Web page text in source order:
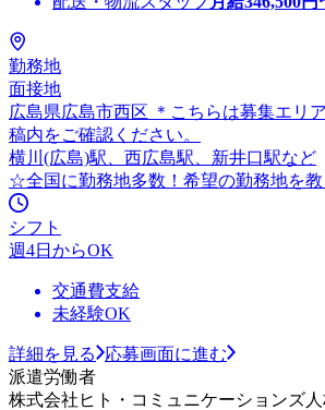
勤務地
面接地
広島県広島市西区 ＊こちらは募集エリ
稿内をご確認ください。
横川(広島)駅、西広島駅、新井口駅など
☆全国に勤務地多数！希望の勤務地を
シフト
週4日からOK
交通費支給
未経験OK
詳細を見る
応募画面に進む
派遣労働者
株式会社ヒト・コミュニケーションズ